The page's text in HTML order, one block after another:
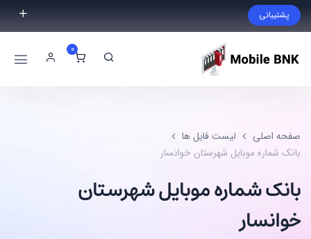
پشتیبانی
فایل مورد نظر خود را پیدا نکردید؟ با ما تماس بگیرید.
09999868721
0
صفحه اصلی
لیست فایل ها
بانک شماره موبایل شهرستان خوانسار
بانک شماره موبایل شهرستان
خوانسار